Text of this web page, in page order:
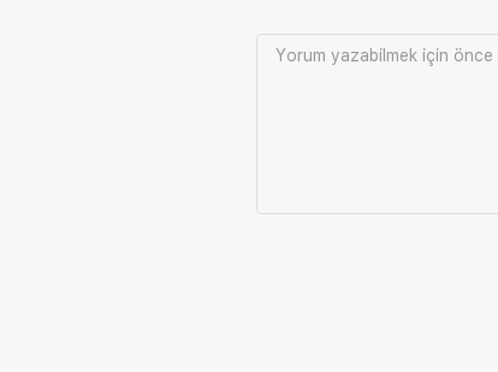
Yorum yazabilmek için önce